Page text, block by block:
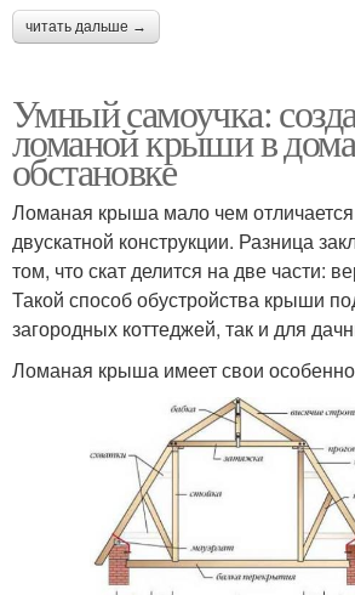
читать дальше →
Умный самоучка:
ломаной крыши в
обстановке
Ломаная крыша мало чем отличается
двускатной конструкции. Разница
том, что скат делится на две части:
Такой способ обустройства крыши
загородных коттеджей, так и для
Ломаная крыша имеет свои